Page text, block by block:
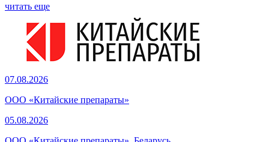
читать еще
07.08.2026
ООО «Китайские препараты»
05.08.2026